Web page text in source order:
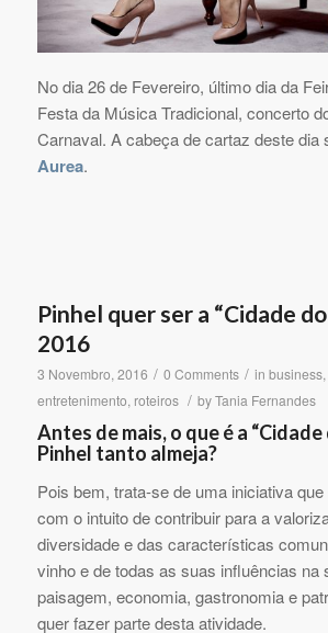
No dia 26 de Fevereiro, último dia da
Festa da Música Tradicional, concerto
Carnaval. A cabeça de cartaz deste dia
Aurea.
Pinhel quer ser a “Cidade
2016
3 Novembro, 2016 / 0 Comments / in business,
entretenimento, roteiros / byTania Fernandes
Antes de mais, o que é a
Pinhel tanto almeja?
Pois bem, trata-se de uma iniciativa
com o intuito de contribuir para a
diversidade e das características
vinho e de todas as suas influências na
paisagem, economia, gastronomia e
quer fazer parte desta atividade.